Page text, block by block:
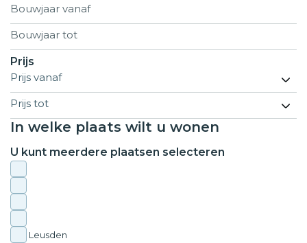
Prijs
In welke plaats wilt u wonen
U kunt meerdere plaatsen selecteren
Leusden